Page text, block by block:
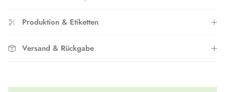
Produktion & Etiketten
Versand & Rückgabe